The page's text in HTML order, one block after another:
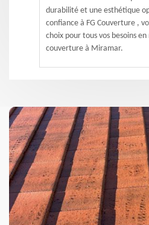
durabilité et une esthétique
confiance à FG Couverture ,
choix pour tous vos besoins
couverture à Miramar.